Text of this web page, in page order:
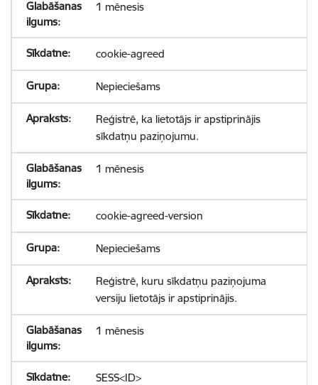
1 mēnesis
cookie-agreed
Nepieciešams
Reģistrē, ka lietotājs ir apstiprinājis
sīkdatņu paziņojumu.
1 mēnesis
cookie-agreed-version
Nepieciešams
Reģistrē, kuru sīkdatņu paziņojuma
versiju lietotājs ir apstiprinājis.
1 mēnesis
SESS<ID>